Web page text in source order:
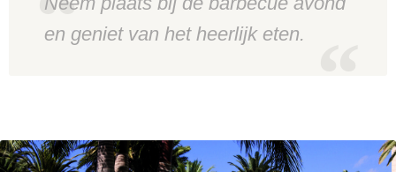
en geniet van het heerlijk eten.